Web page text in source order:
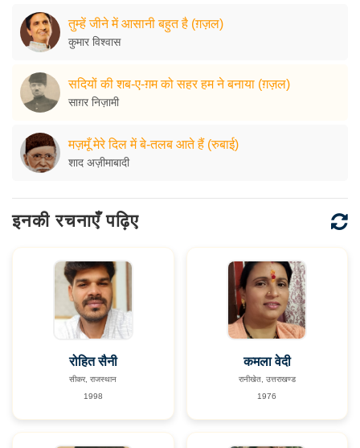
तुम्हें जीने में आसानी बहुत है (ग़ज़ल)
कुमार विश्वास
सदियों की शब-ए-ग़म को सहर हम ने बनाया (ग़ज़ल)
साग़र निज़ामी
मज़मूँ मेरे दिल में बे-तलब आते हैं (रुबाई)
शाद अज़ीमाबादी
इनकी रचनाएँ पढ़िए
रोहित सैनी
सीकर, राजस्थान
1998
कमला वेदी
रानीखेत, उत्तराखण्ड
1976